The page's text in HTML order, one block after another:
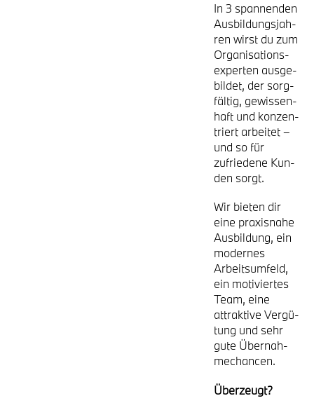
In 3 span­nen­den
Aus­bil­dungs­jah­
ren wirst du zum
Orga­ni­sa­ti­ons­
exper­ten aus­ge­
bil­det, der sorg­
fäl­tig, gewis­sen­
haft und kon­zen­
triert arbei­tet –
und so für
zufrie­de­ne Kun­
den sorgt.
Wir bie­ten dir
eine pra­xis­na­he
Aus­bil­dung, ein
moder­nes
Arbeits­um­feld,
ein moti­vier­tes
Team, eine
attrak­ti­ve Ver­gü­
tung und sehr
gute Über­nah­
me­chan­cen.
Über­zeugt?